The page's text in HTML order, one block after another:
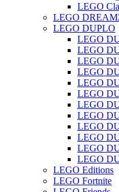
LEGO
LEGO
LEGO DUPLO
LEGO
LEGO
LEGO
LEGO
LEGO
LEGO
LEGO
LEGO
LEGO
LEGO
LEGO
LEGO
LEGO Editions
LEGO Fortnite